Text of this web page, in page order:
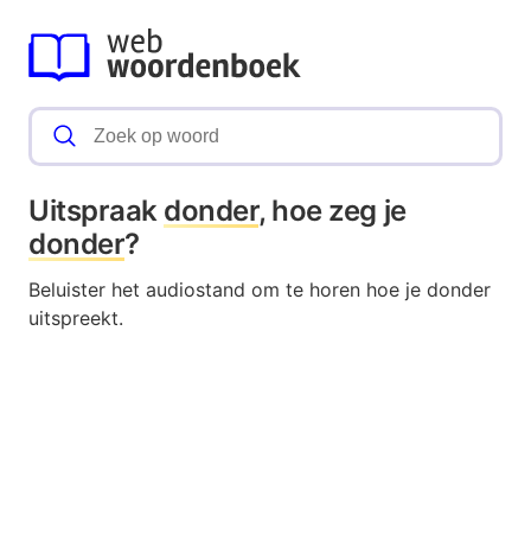
Uitspraak donder, hoe zeg je
donder?
Beluister het audiostand om te horen hoe je donder
uitspreekt.